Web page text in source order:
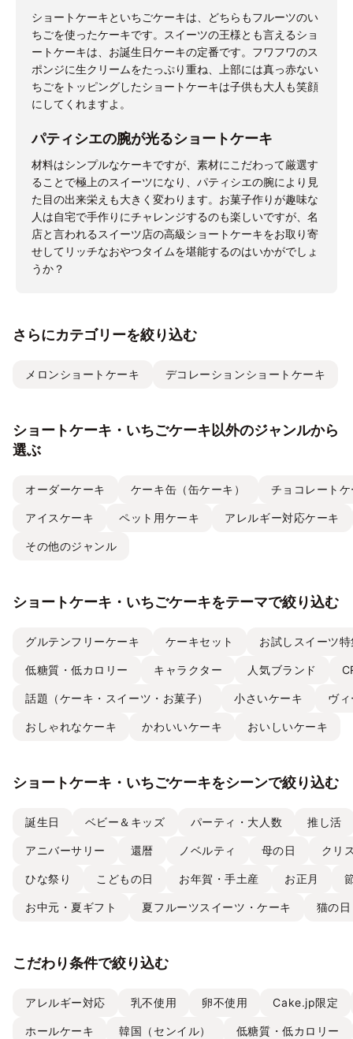
ショートケーキといちごケーキは、どちらもフルーツのい
ちごを使ったケーキです。スイーツの王様とも言えるショ
ートケーキは、お誕生日ケーキの定番です。フワフワのス
ポンジに生クリームをたっぷり重ね、上部には真っ赤ない
ちごをトッピングしたショートケーキは子供も大人も笑顔
にしてくれますよ。
パティシエの腕が光るショートケーキ
材料はシンプルなケーキですが、素材にこだわって厳選す
ることで極上のスイーツになり、パティシエの腕により見
た目の出来栄えも大きく変わります。お菓子作りが趣味な
人は自宅で手作りにチャレンジするのも楽しいですが、名
店と言われるスイーツ店の高級ショートケーキをお取り寄
せしてリッチなおやつタイムを堪能するのはいかがでしょ
うか？
さらにカテゴリーを絞り込む
メロンショートケーキ デコレーションショートケーキ
ショートケーキ・いちごケーキ以外のジャンルから
選ぶ
オーダーケーキ ケーキ缶（缶ケーキ） チョコレート
アイスケーキ ペット用ケーキ アレルギー対応ケーキ
その他のジャンル
ショートケーキ・いちごケーキをテーマで絞り込む
グルテンフリーケーキ ケーキセット お試しスイーツ
低糖質・低カロリー キャラクター 人気ブランド
話題（ケーキ・スイーツ・お菓子） 小さいケーキ ヴ
おしゃれなケーキ かわいいケーキ おいしいケーキ
ショートケーキ・いちごケーキをシーンで絞り込む
誕生日 ベビー＆キッズ パーティ・大人数 推し活
アニバーサリー 還暦 ノベルティ 母の日 クリ
ひな祭り こどもの日 お年賀・手土産 お正月
お中元・夏ギフト 夏フルーツスイーツ・ケーキ 猫の日
こだわり条件で絞り込む
アレルギー対応 乳不使用 卵不使用 Cake.jp限定
ホールケーキ 韓国（センイル） 低糖質・低カロリー